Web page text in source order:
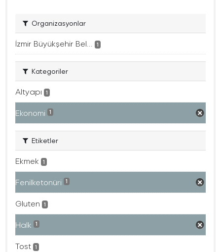
Organizasyonlar
İzmir Büyükşehir Bel... 1
Kategoriler
Altyapı 1
Ekonomi 1
Etiketler
Ekmek 1
Fenilketonüri 1
Gluten 1
Halk 1
Tost 1